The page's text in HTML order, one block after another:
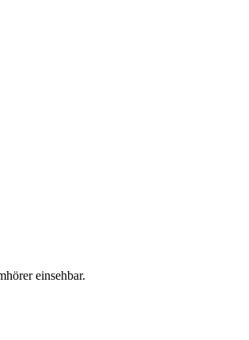
einsehbar.